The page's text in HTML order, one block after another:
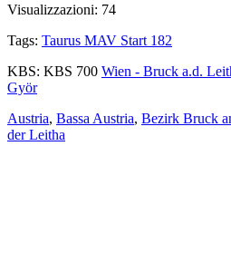
Visualizzazioni: 74
Tags: Taurus MAV Start 182
KBS: KBS 700 Wien - Bruck a.d.
Györ
Austria, Bassa Austria, Bezirk Bruck
der Leitha